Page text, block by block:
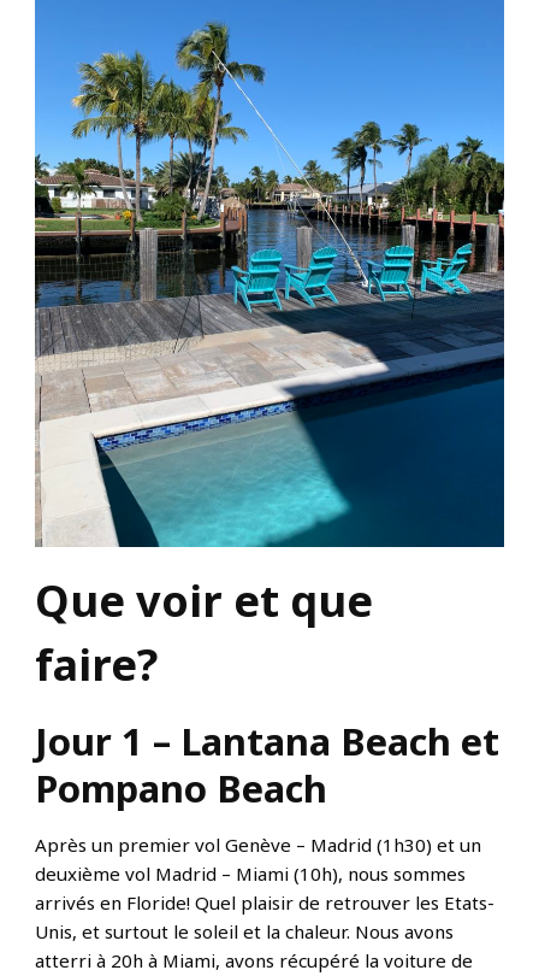
Que voir et que
faire?
Jour 1 – Lantana Beach et
Pompano Beach
Après un premier vol Genève – Madrid (1h30) et un
deuxième vol Madrid – Miami (10h), nous sommes
arrivés en Floride! Quel plaisir de retrouver les Etats-
Unis, et surtout le soleil et la chaleur. Nous avons
atterri à 20h à Miami, avons récupéré la voiture de